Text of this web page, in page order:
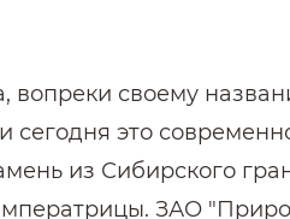
вопреки своему
сегодня это
из Сибирского
ЗАО